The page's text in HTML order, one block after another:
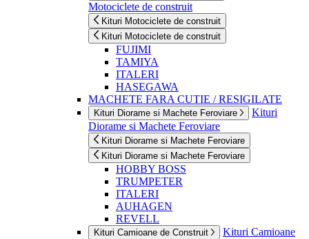
Motociclete de construit
Kituri Motociclete de construit
Kituri Motociclete de construit
FUJIMI
TAMIYA
ITALERI
HASEGAWA
MACHETE FARA CUTIE / RESIGILATE
Kituri Diorame si Machete Feroviare
Kituri
Diorame si Machete Feroviare
Kituri Diorame si Machete Feroviare
Kituri Diorame si Machete Feroviare
HOBBY BOSS
TRUMPETER
ITALERI
AUHAGEN
REVELL
Kituri Camioane de Construit
Kituri Camioane